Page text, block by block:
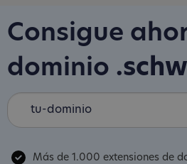
Consigue
dominio
Más de 1.000 extensiones de